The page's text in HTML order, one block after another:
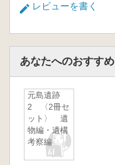
レビューを書く
あなたへのおすすめ
元島遺跡
2 〈2冊セ
ット〉 遺
物編・遺構
考察編